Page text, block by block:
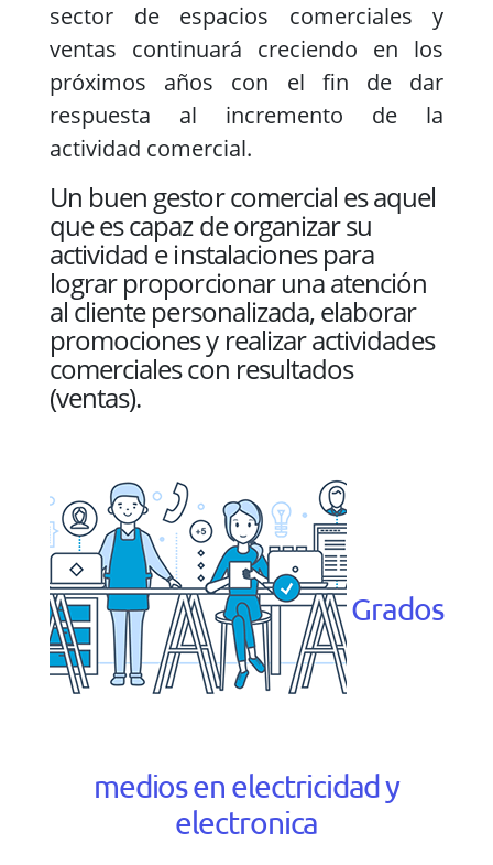
sector de espacios comerciales y
ventas continuará creciendo en los
próximos años con el fin de dar
respuesta al incremento de la
actividad comercial.
Un buen gestor comercial es aquel
que es capaz de organizar su
actividad e instalaciones para
lograr proporcionar una atención
al cliente personalizada, elaborar
promociones y realizar actividades
comerciales con resultados
(ventas).
Grados
medios en electricidad y
electronica